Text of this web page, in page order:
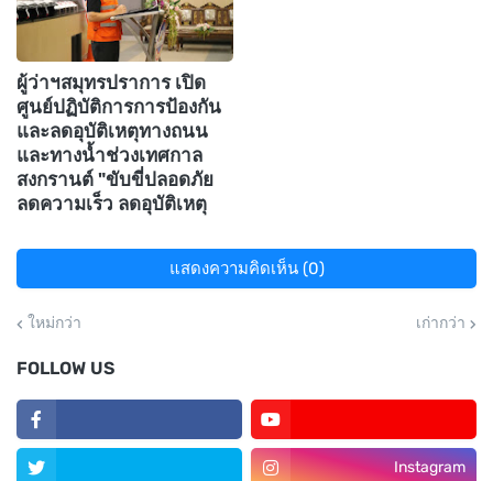
ผู้ว่าฯสมุทรปราการ เปิด
ศูนย์ปฏิบัติการการป้องกัน
และลดอุบัติเหตุทางถนน
และทางน้ำช่วงเทศกาล
สงกรานต์ "ขับขี่ปลอดภัย
ลดความเร็ว ลดอุบัติเหตุ
แสดงความคิดเห็น (0)
ใหม่กว่า เก่ากว่า
FOLLOW US
Instagram